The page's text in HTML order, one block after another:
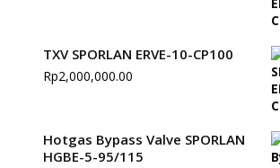
TXV SPORLAN ERVE-10-CP100
Rp2,000,000.00
Hotgas Bypass Valve SPORLAN
HGBE-5-95/115